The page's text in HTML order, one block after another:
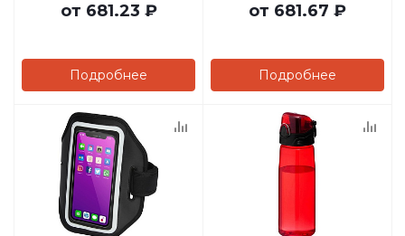
от 681.23 ₽
Подробнее
от 681.67 ₽
Подробнее